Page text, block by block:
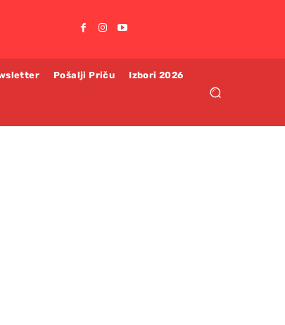
Pošalji Priču Izbori 2026